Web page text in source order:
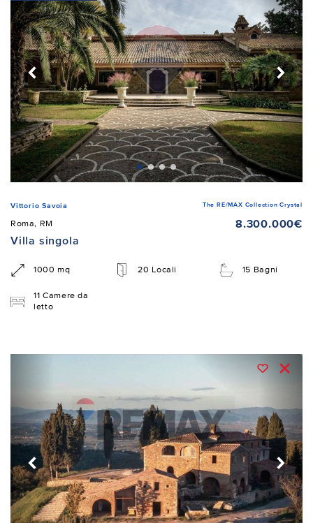
Vittorio Savoia The RE/MAX Collection Crystal
Roma, RM
8.300.000€
Villa singola
1000 mq 20 Locali 15 Bagni
11 Camere da
letto